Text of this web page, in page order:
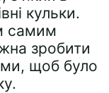
кульки.
самим
зробити
щоб було